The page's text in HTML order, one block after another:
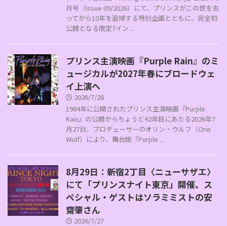
月号（Issue 09/2026）にて、プリンスがこの世を去
ってから10年を追悼する特別企画とともに、完全初
公開となる限定7イン ...
プリンス主演映画『Purple Rain』のミ
ュージカルが2027年春にブロードウェ
イ上演へ
2026/7/28
1984年に公開されたプリンス主演映画『Purple
Rain』の公開からちょうど42年目にあたる2026年7
月27日、プロデューサーのオリン・ウルフ（Orin
Wolf）により、舞台版『Purple ...
8月29日：新宿2丁目〈ニューサザエ〉
にて「プリンスナイト東京」開催、ス
ペシャル・ゲストはソラミミストの安
齋肇さん
2026/7/27